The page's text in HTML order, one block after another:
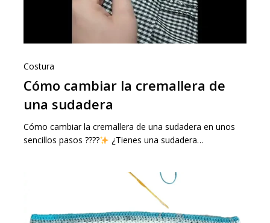
Costura
Cómo cambiar la cremallera de
una sudadera
Cómo cambiar la cremallera de una sudadera en unos
sencillos pasos ????
¿Tienes una sudadera…